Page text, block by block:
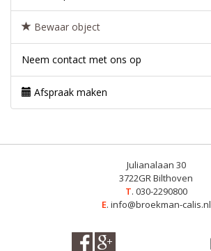
Bewaar object
Neem contact met ons op
Afspraak maken
Julianalaan 30
3722GR Bilthoven
T. 030-2290800
E. info@broekman-calis.nl